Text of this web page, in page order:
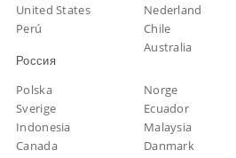
United States
Nederland
Perú
Chile
Россия
Australia
Polska Norge
Sverige
Ecuador
Indonesia
Malaysia
Canada
Danmark